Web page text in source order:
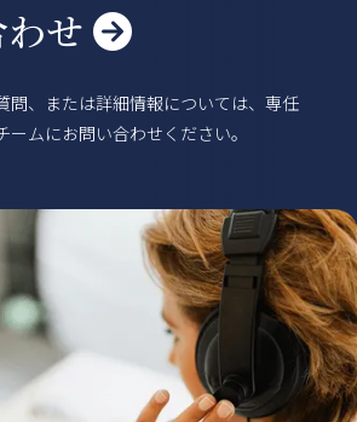
利用規約
せ 
問、または詳細情報については、専任
ームにお問い合わせください。